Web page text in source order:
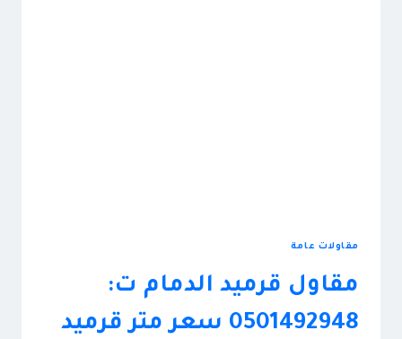
مقاولات عامة
مقاول قرميد الدمام ت:
0501492948 سعر متر قرميد